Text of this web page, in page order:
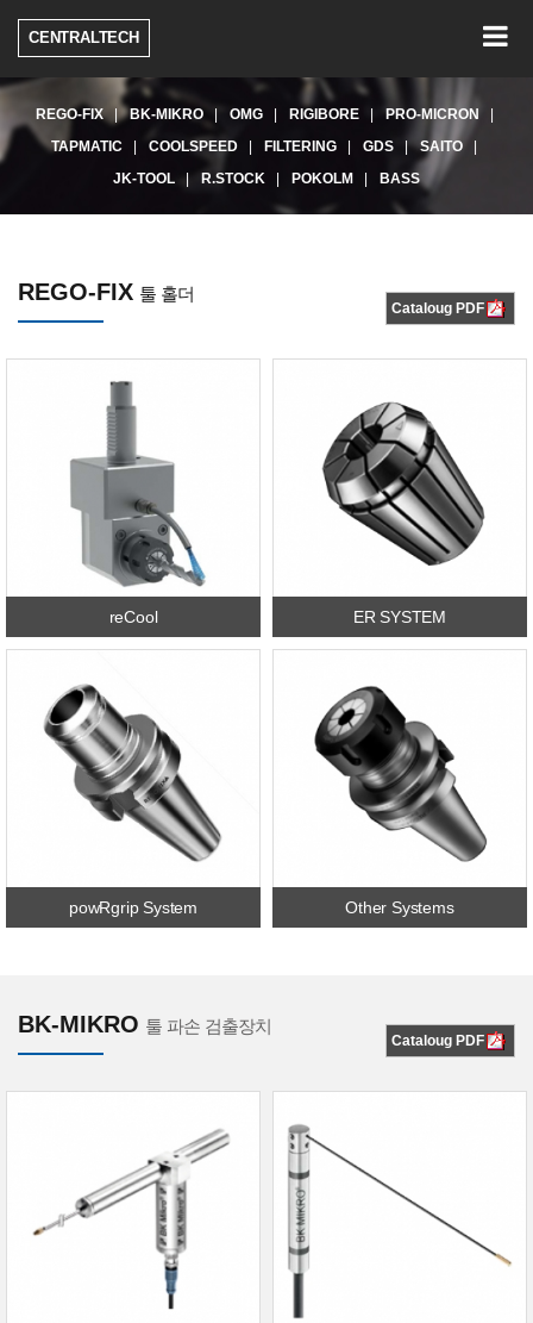
CENTRALTECH
REGO-FIX BK-MIKRO OMG RIGIBORE
PRO-MICRON
TAPMATIC
COOLSPEED FILTERING GDS
SAITO
JK-TOOL
R.STOCK POKOLM BASS
REGO-FIX 툴 홀더
Cataloug PDF
reCool ER SYSTEM
powRgrip System Other Systems
BK-MIKRO 툴 파손 검출장치
Cataloug PDF